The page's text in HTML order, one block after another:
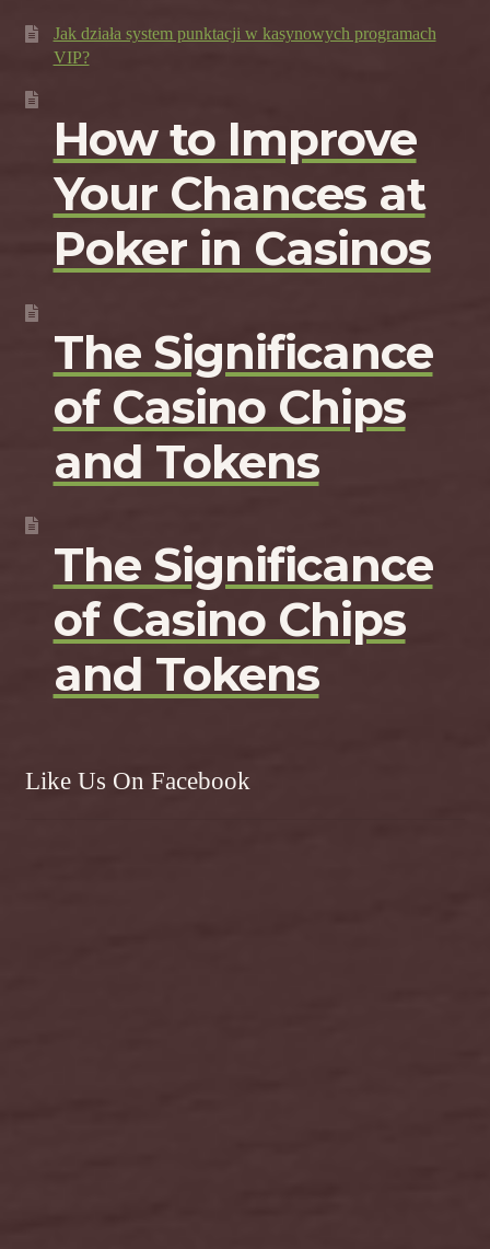
Jak działa system punktacji w kasynowych programach
VIP?
How to Improve
Your Chances at
Poker in Casinos
The Significance
of Casino Chips
and Tokens
The Significance
of Casino Chips
and Tokens
Like Us On Facebook